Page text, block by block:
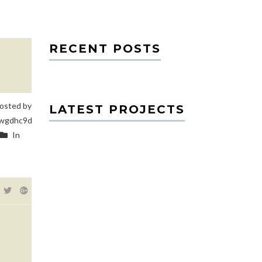
by
In
RECENT POSTS
LATEST PROJECTS